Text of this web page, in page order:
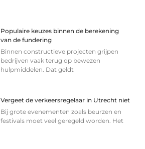
Populaire keuzes binnen de berekening
van de fundering
Binnen constructieve projecten grijpen
bedrijven vaak terug op bewezen
hulpmiddelen. Dat geldt
Vergeet de verkeersregelaar in Utrecht niet
Bij grote evenementen zoals beurzen en
festivals moet veel geregeld worden. Het